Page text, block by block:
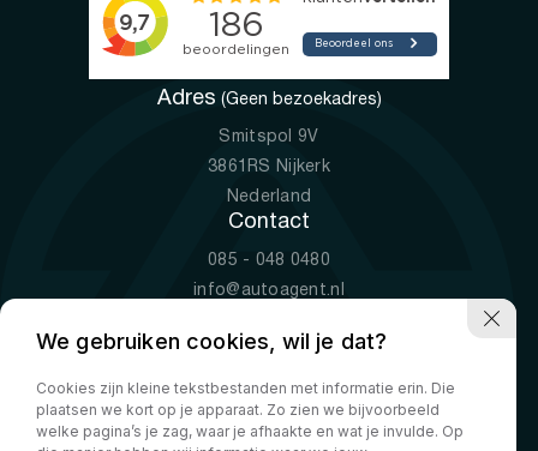
Adres (Geen bezoekadres)
Smitspol 9V
3861RS Nijkerk
Nederland
Contact
085 - 048 0480
info@autoagent.nl
Openingstijden
Ma-Vr
09:00 - 19:00
Za
10:00 - 17:00
We gebruiken cookies, wil je dat?
Cookies zijn kleine tekstbestanden met informatie erin. Die
plaatsen we kort op je apparaat. Zo zien we bijvoorbeeld
welke pagina’s je zag, waar je afhaakte en wat je invulde. Op